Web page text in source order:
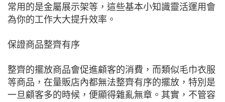
常用的是金屬展示架等，這些基本小知識靈活運用會
為你的工作大大提升效率。
保證商品整齊有序
整齊的擺放商品會促進顧客的消費，而類似毛巾衣服
等商品，在量販店內都無法整齊有序的擺放，特別是
一旦顧客多的時候，便顯得雜亂無章。其實，不管容